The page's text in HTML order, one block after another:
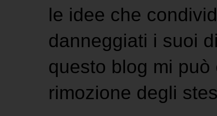
le idee che
danneggiati i suoi
questo blog mi
rimozione degli